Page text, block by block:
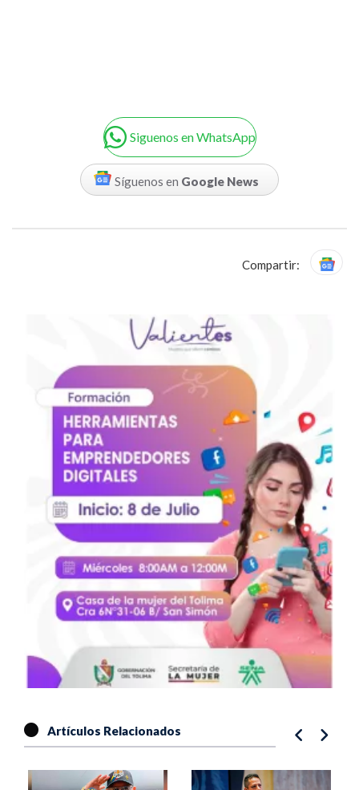
Siguenos en WhatsApp
Síguenos en Google News
Compartir:
Artículos Relacionados